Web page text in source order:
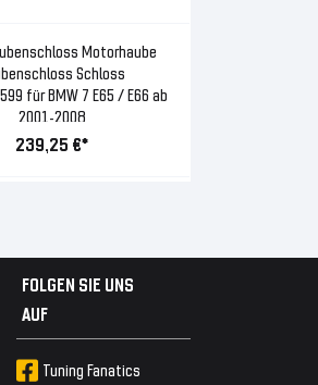
Motorhaube
Schloss
für BMW 7 E65 / E66 ab
2001-2008
239,25 €*
FOLGEN SIE UNS
AUF
Tuning Fanatics